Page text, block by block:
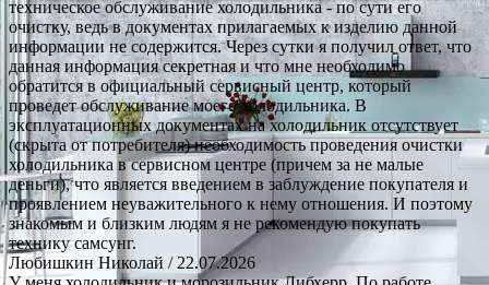
техническое обслуживание холодильника - по сути его
очистку, ведь в документах прилагаемых к изделию данной
информации не содержится. Через сутки я получил ответ, что
данная информация секретная и что мне необходимо
обратится в официальный сервисный центр, который
проведет обслуживание моего холодильника. В
эксплуатационных документах на холодильник отсутствует
(скрыта от потребителя) необходимость проведения очистки
холодильника в сервисном центре (причем за не малые
деньги), что является введением в заблуждение покупателя и
проявлением неуважительного к нему отношения. И поэтому
знакомым и близким людям я не рекомендую покупать
технику самсунг.
Любишкин Николай / 22.07.2026